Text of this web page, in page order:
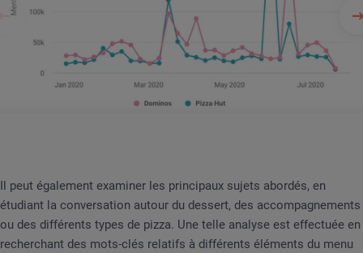
Il peut également examiner les principaux sujets abordés, en
étudiant la conversation autour du dessert, des accompagnements
ou des différents types de pizza. Une telle analyse est effectuée en
recherchant des mots-clés relatifs à différents éléments du menu